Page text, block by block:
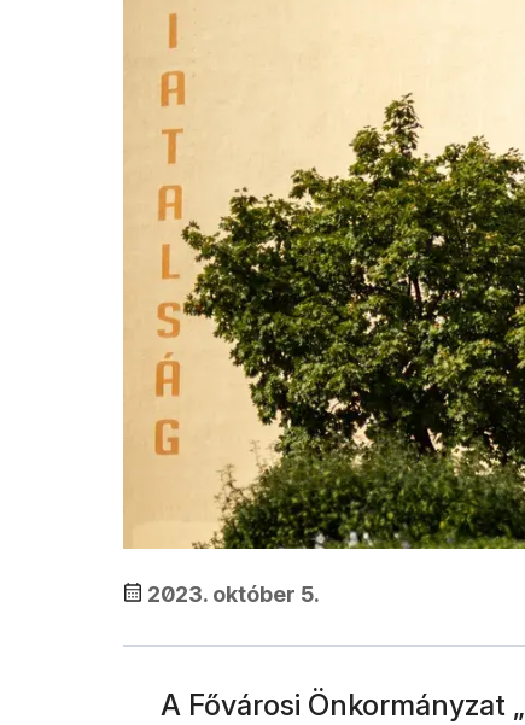
2023. október 5.
A Fővárosi Önkormányzat